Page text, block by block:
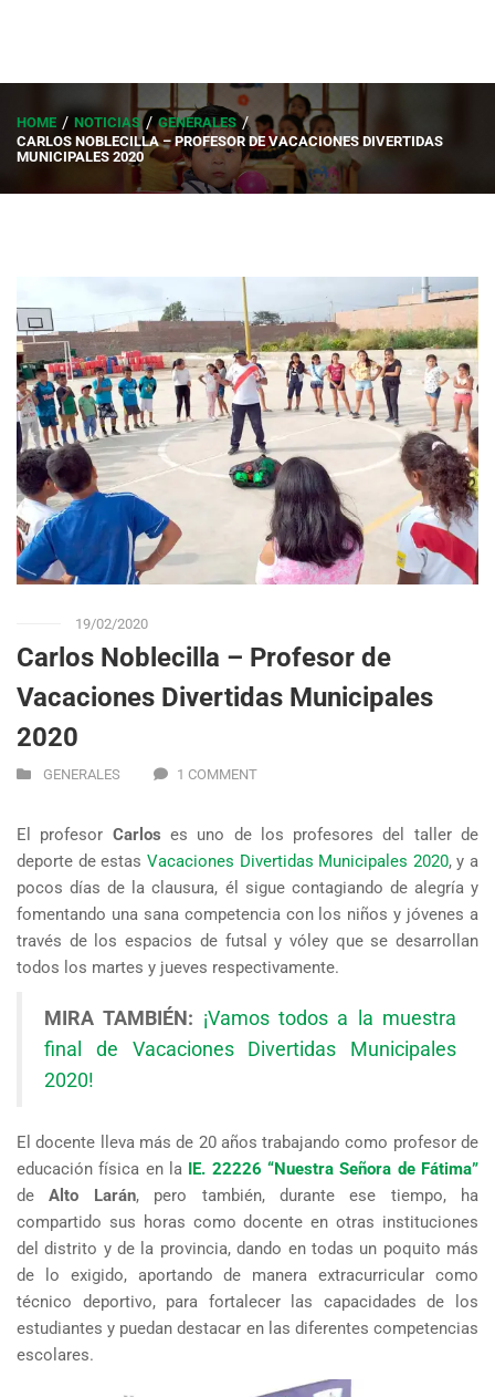
HOME NOTICIAS
GENERALES
CARLOS NOBLECILLA – PROFESOR DE VACACIONES DIVERTIDAS
MUNICIPALES 2020
19/02/2020
Carlos Noblecilla – Profesor de
Vacaciones Divertidas Municipales
2020
GENERALES 1 COMMENT
El profesor Carlos es uno de los profesores del taller de
deporte de estas Vacaciones Divertidas Municipales 2020, y a
pocos días de la clausura, él sigue contagiando de alegría y
fomentando una sana competencia con los niños y jóvenes a
través de los espacios de futsal y vóley que se desarrollan
todos los martes y jueves respectivamente.
MIRA TAMBIÉN: ¡Vamos todos a la muestra
final de Vacaciones Divertidas Municipales
2020!
El docente lleva más de 20 años trabajando como profesor de
educación física en la IE. 22226 “Nuestra Señora de Fátima”
deAlto Larán, pero también, durante ese tiempo, ha
compartido sus horas como docente en otras instituciones
del distrito y de la provincia, dando en todas un poquito más
de lo exigido, aportando de manera extracurricular como
técnico deportivo, para fortalecer las capacidades de los
estudiantes y puedan destacar en las diferentes competencias
escolares.